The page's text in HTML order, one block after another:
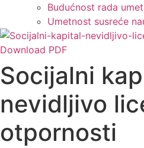
Budućnost rada
Umetnost susreće
Download PDF
Socijalni
nevidljivo
otpornosti